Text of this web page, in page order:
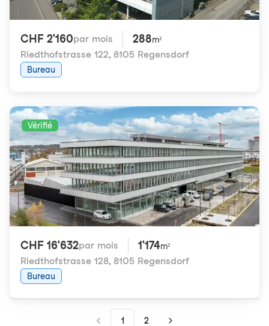
CHF 2'160par mois 288m²
Riedthofstrasse 122, 8105 Regensdorf
Bureau
Vérifié
CHF 16'632par mois 1'174m²
Riedthofstrasse 128, 8105 Regensdorf
Bureau
1 2